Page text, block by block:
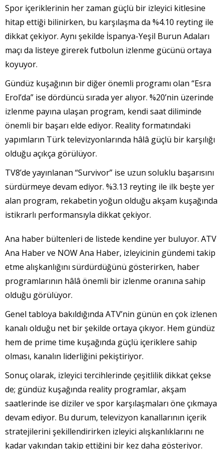
Spor içeriklerinin her zaman güçlü bir izleyici kitlesine
hitap ettiği bilinirken, bu karşılaşma da %4.10 reyting ile
dikkat çekiyor. Aynı şekilde İspanya-Yeşil Burun Adaları
maçı da listeye girerek futbolun izlenme gücünü ortaya
koyuyor.
Gündüz kuşağının bir diğer önemli programı olan “Esra
Erol’da” ise dördüncü sırada yer alıyor. %20’nin üzerinde
izlenme payına ulaşan program, kendi saat diliminde
önemli bir başarı elde ediyor. Reality formatındaki
yapımların Türk televizyonlarında hâlâ güçlü bir karşılığı
olduğu açıkça görülüyor.
TV8’de yayınlanan “Survivor” ise uzun soluklu başarısını
sürdürmeye devam ediyor. %3.13 reyting ile ilk beşte yer
alan program, rekabetin yoğun olduğu akşam kuşağında
istikrarlı performansıyla dikkat çekiyor.
Ana haber bültenleri de listede kendine yer buluyor. ATV
Ana Haber ve NOW Ana Haber, izleyicinin gündemi takip
etme alışkanlığını sürdürdüğünü gösterirken, haber
programlarının hâlâ önemli bir izlenme oranına sahip
olduğu görülüyor.
Genel tabloya bakıldığında ATV’nin günün en çok izlenen
kanalı olduğu net bir şekilde ortaya çıkıyor. Hem gündüz
hem de prime time kuşağında güçlü içeriklere sahip
olması, kanalın liderliğini pekiştiriyor.
Sonuç olarak, izleyici tercihlerinde çeşitlilik dikkat çekse
de; gündüz kuşağında reality programlar, akşam
saatlerinde ise diziler ve spor karşılaşmaları öne çıkmaya
devam ediyor. Bu durum, televizyon kanallarının içerik
stratejilerini şekillendirirken izleyici alışkanlıklarını ne
kadar yakından takip ettiğini bir kez daha gösteriyor.